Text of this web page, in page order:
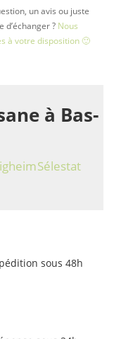
un avis ou juste
d’échanger ? Nous
à votre disposition 🙂
à Bas-
Sélestat
sous 48h